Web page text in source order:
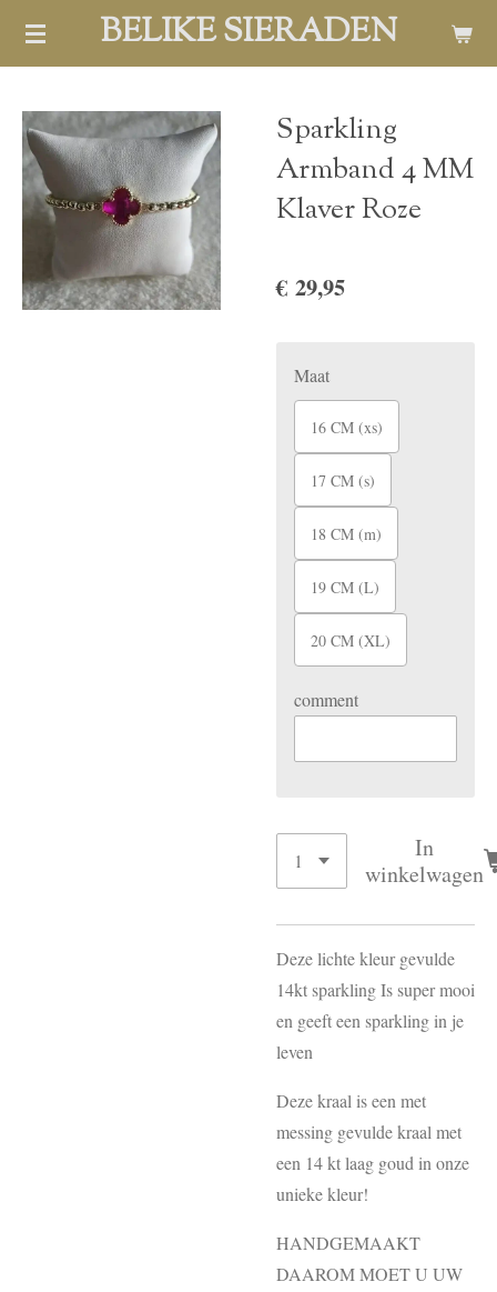
Ga
de
hoofdinhoud
BELIKE SIERADEN
Sparkling
Armband 4 MM
Klaver Roze
€ 29,95
Maat
16 CM (xs)
17 CM (s)
18 CM (m)
19 CM (L)
20 CM (XL)
comment
In
winkelwagen
Deze lichte kleur gevulde
14kt sparkling Is super mooi
en geeft een sparkling in je
leven
Deze kraal is een met
messing gevulde kraal met
een 14 kt laag goud in onze
unieke kleur!
HANDGEMAAKT
DAAROM MOET U UW